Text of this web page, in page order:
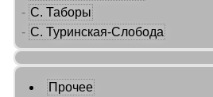
- С. Таборы
- С. Туринская-Слобода
Прочее